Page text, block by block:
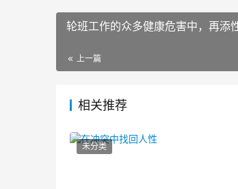
轮班工作的众多健康危害中，再添
上一篇
相关推荐
未分类